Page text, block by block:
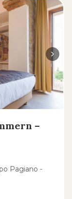
–
Pagiano -